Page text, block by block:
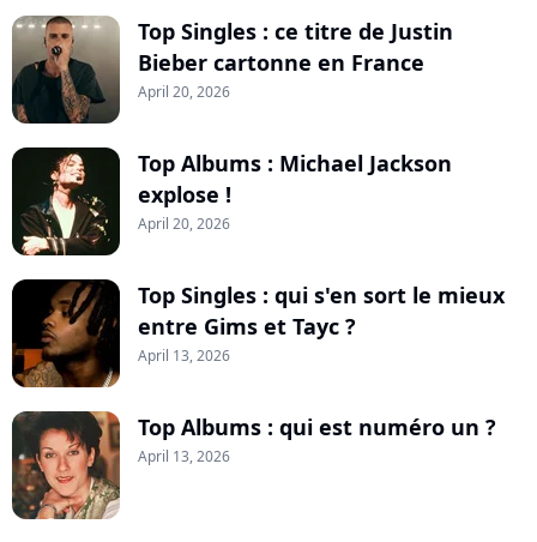
Top Singles : ce titre de Justin
Bieber cartonne en France
April 20, 2026
Top Albums : Michael Jackson
explose !
April 20, 2026
Top Singles : qui s'en sort le mieux
entre Gims et Tayc ?
April 13, 2026
Top Albums : qui est numéro un ?
April 13, 2026